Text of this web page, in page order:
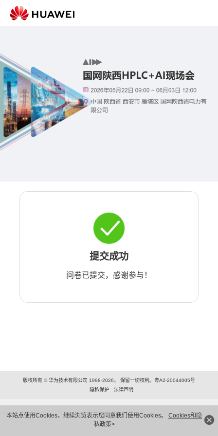
本站点使用Cookies，继续浏览表示您同意我们使用Cookies。 Cookies和隐
私政策>
提交成功
问卷已提交，感谢参与！
版权所有 © 华为技术有限公司 1998-2026。 保留一切权利。粤A2-20044005号
隐私保护
法律声明